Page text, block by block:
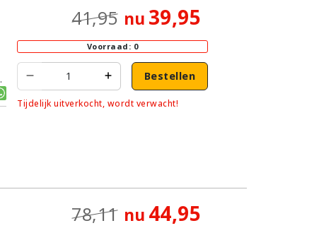
41,95 nu 39,95
Voorraad: 0
Bestellen
Tijdelijk uitverkocht, wordt verwacht!
78,11 nu 44,95